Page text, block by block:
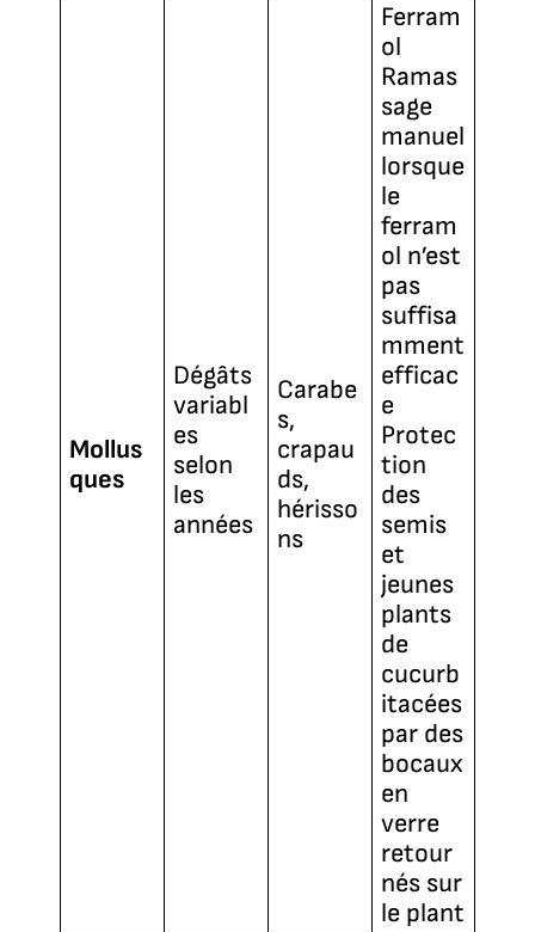
Mollus
ques
Dégâts
variabl
es
selon
les
années
Carabe
s,
crapau
ds,
hérisso
ns
Ferram
ol
Ramas
sage
manuel
lorsque
le
ferram
ol n’est
pas
suffisa
mment
efficac
e
Protec
tion
des
semis
et
jeunes
plants
de
cucurb
itacées
par des
bocaux
en
verre
retour
nés sur
le plant